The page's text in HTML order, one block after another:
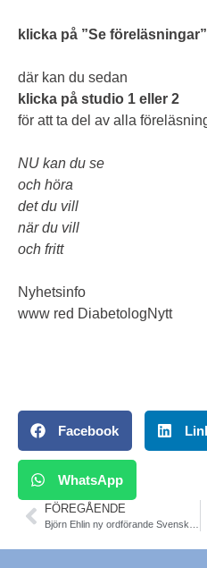
klicka på ”Se föreläsningar”
där kan du sedan
klicka på studio 1 eller 2
för att ta del av alla
NU kan du se
och höra
det du vill
när du vill
och fritt
Nyhetsinfo
www red DiabetologNytt
Facebook
WhatsApp
FÖREGÅENDE